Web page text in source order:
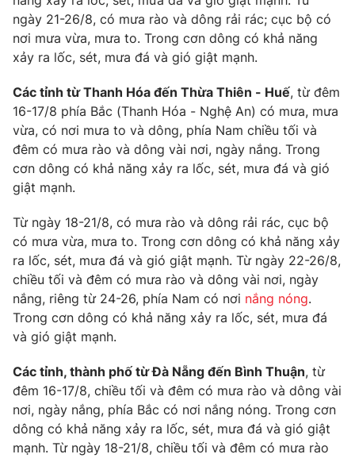
Emagazine Podcast
Photo Infographic
Video Shorts video
VTV Money VTV Thể thao
Thị trường 24h Tấm lòng Việt
VTV4 Vươn mình bằng AI
VTV9
Liên hệ tòa soạn English
ngày 21-26/8, có mưa rào và dông rải rác; cục bộ có
nơi mưa vừa, mưa to. Trong cơn dông có khả năng
xảy ra lốc, sét, mưa đá và gió giật mạnh.
Các tỉnh từ Thanh Hóa đến Thừa Thiên - Huế, từ đêm
16-17/8 phía Bắc (Thanh Hóa - Nghệ An) có mưa, mưa
vừa, có nơi mưa to và dông, phía Nam chiều tối và
đêm có mưa rào và dông vài nơi, ngày nắng. Trong
cơn dông có khả năng xảy ra lốc, sét, mưa đá và gió
giật mạnh.
Từ ngày 18-21/8, có mưa rào và dông rải rác, cục bộ
có mưa vừa, mưa to. Trong cơn dông có khả năng xảy
ra lốc, sét, mưa đá và gió giật mạnh. Từ ngày 22-26/8,
chiều tối và đêm có mưa rào và dông vài nơi, ngày
nắng, riêng từ 24-26, phía Nam có nơi nắng nóng.
Trong cơn dông có khả năng xảy ra lốc, sét, mưa đá
và gió giật mạnh.
Các tỉnh, thành phố từ Đà Nẵng đến Bình Thuận, từ
đêm 16-17/8, chiều tối và đêm có mưa rào và dông vài
nơi, ngày nắng, phía Bắc có nơi nắng nóng. Trong cơn
dông có khả năng xảy ra lốc, sét, mưa đá và gió giật
mạnh. Từ ngày 18-21/8, chiều tối và đêm có mưa rào